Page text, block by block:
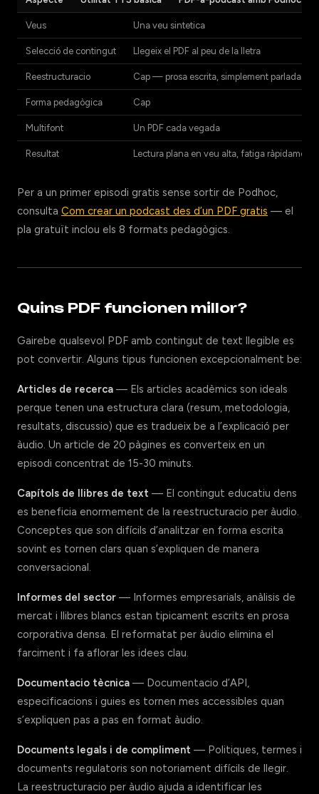
Veus Una veu sintetica
Selecció de contingut Llegeix el PDF al peu de la lletra
Reestructuracio Cap — prosa escrita, simplement parlada
Forma pedagògica Cap
Multifont Un PDF cada vegada
Resultat Lectura plana en veu alta, fatiga ràpidament
Per a un primer episodi gratis sense sortir de Podhoc,
consulta Com crear un podcast des d’un PDF gratis — el
pla gratuït inclou els 8 formats pedagògics.
Quins PDF funcionen millor?
Gairebe qualsevol PDF amb contingut de text llegible es
pot convertir. Alguns tipus funcionen excepcionalment be:
Articles de recerca — Els articles acadèmics son ideals
perque tenen una estructura clara (resum, metodologia,
resultats, discussio) que es tradueix be a l’explicació per
àudio. Un article de 20 pàgines es converteix en un
episodi concentrat de 15-30 minuts.
Capítols de llibres de text — El contingut educatiu dens
es beneficia enormement de la reestructuracio per àudio.
Conceptes que son difícils d’analitzar en forma escrita
sovint es tornen clars quan s’expliquen de manera
conversacional.
Informes del sector — Informes empresarials, anàlisis de
mercat i llibres blancs estan tipicament escrits en prosa
corporativa densa. El reformatat per àudio elimina el
farciment i fa aflorar les idees clau.
Documentacio tècnica — Documentacio d’API,
especificacions i guies es tornen mes accessibles quan
s’expliquen pas a pas en format àudio.
Documents legals i de compliment — Politiques, termes i
documents regulatoris son notoriament difícils de llegir.
La reestructuracio per àudio ajuda a identificar les